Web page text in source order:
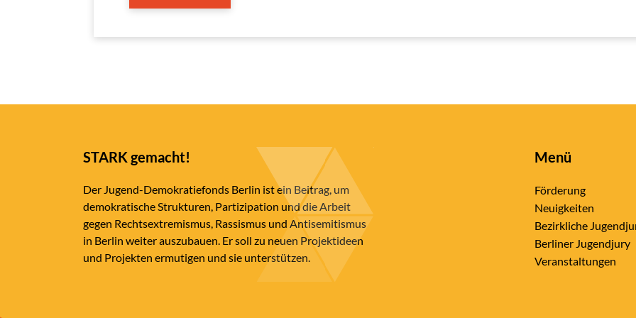
STARK gemacht!
Der Jugend-Demokratiefonds Berlin ist ein Beitrag, um
demokratische Strukturen, Partizipation und die Arbeit
gegen Rechtsextremismus, Rassismus und Antisemitismus
in Berlin weiter auszubauen. Er soll zu neuen Projektideen
und Projekten ermutigen und sie unterstützen.
Menü
Förderung
Neuigkeiten
Bezirkliche
Berliner Jugendjury
Veranstaltungen